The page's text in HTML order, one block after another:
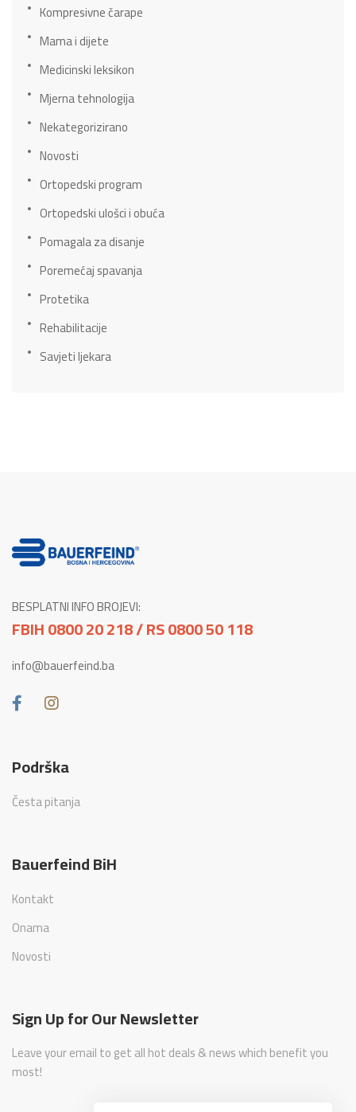
Kompresivne čarape
Mama i dijete
Medicinski leksikon
Mjerna tehnologija
Nekategorizirano
Novosti
Ortopedski program
Ortopedski ulošci i obuća
Pomagala za disanje
Poremećaj spavanja
Protetika
Rehabilitacije
Savjeti ljekara
BESPLATNI INFO BROJEVI:
FBIH 0800 20 218 / RS 0800 50 118
info@bauerfeind.ba
Podrška
Česta pitanja
Bauerfeind BiH
Kontakt
Onama
Novosti
Sign Up for Our Newsletter
Leave your email to get all hot deals & news which benefit you
most!